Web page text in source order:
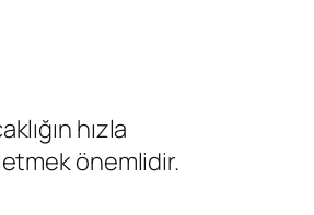
hızla
önemlidir.